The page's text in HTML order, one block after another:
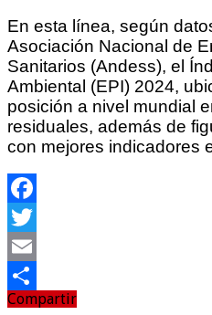
En esta línea, según
Asociación Nacional de
Sanitarios (Andess), el
Ambiental (EPI) 2024,
posición a nivel mundial
residuales, además de
con mejores indicadores
Facebook
Twitter
Email
Compartir
Compartir